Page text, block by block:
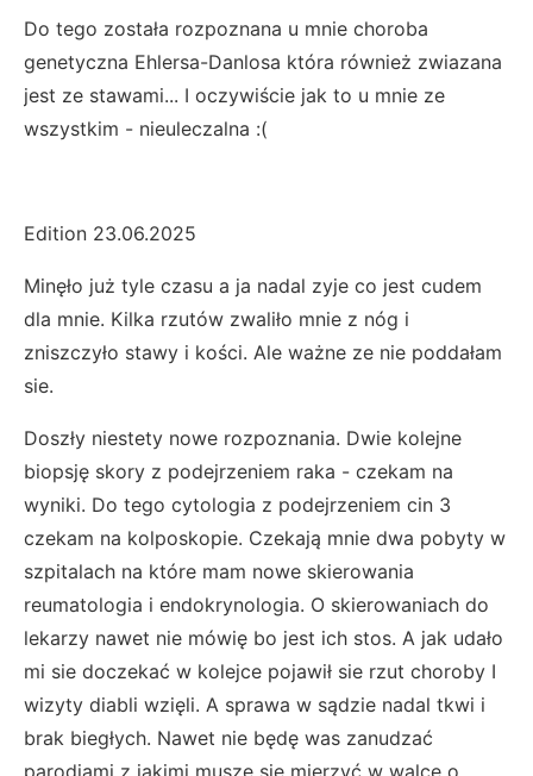
Do tego została rozpoznana u mnie choroba
genetyczna Ehlersa-Danlosa która również zwiazana
jest ze stawami... I oczywiście jak to u mnie ze
wszystkim - nieuleczalna :(
Edition 23.06.2025
Minęło już tyle czasu a ja nadal zyje co jest cudem
dla mnie. Kilka rzutów zwaliło mnie z nóg i
zniszczyło stawy i kości. Ale ważne ze nie poddałam
sie.
Doszły niestety nowe rozpoznania. Dwie kolejne
biopsję skory z podejrzeniem raka - czekam na
wyniki. Do tego cytologia z podejrzeniem cin 3
czekam na kolposkopie. Czekają mnie dwa pobyty w
szpitalach na które mam nowe skierowania
reumatologia i endokrynologia. O skierowaniach do
lekarzy nawet nie mówię bo jest ich stos. A jak udało
mi sie doczekać w kolejce pojawił sie rzut choroby I
wizyty diabli wzięli. A sprawa w sądzie nadal tkwi i
brak biegłych. Nawet nie będę was zanudzać
parodiami z jakimi muszę sie mierzyć w walce o